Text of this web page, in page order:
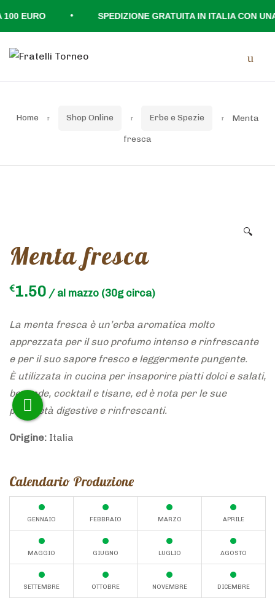
Skip
Skip
Home Shop Online Erbe e Spezie Menta
fresca
🔍
Menta fresca
€1.50 / al mazzo (30g
La menta fresca è un’erba aromatica molto
apprezzata per il suo profumo intenso e rinfrescante
e per il suo sapore fresco e leggermente pungente.
È utilizzata in cucina per insaporire piatti dolci e salati,
bevande, cocktail e tisane, ed è nota per le sue
proprietà digestive e rinfrescanti.
Origine: Italia
Calendario Produzione
GENNAIO FEBBRAIO MARZO APRILE
MAGGIO GIUGNO LUGLIO AGOSTO
SETTEMBRE OTTOBRE NOVEMBRE DICEMBRE
EURO SPEDIZIONE GRATUITA IN ITALIA CON UNA